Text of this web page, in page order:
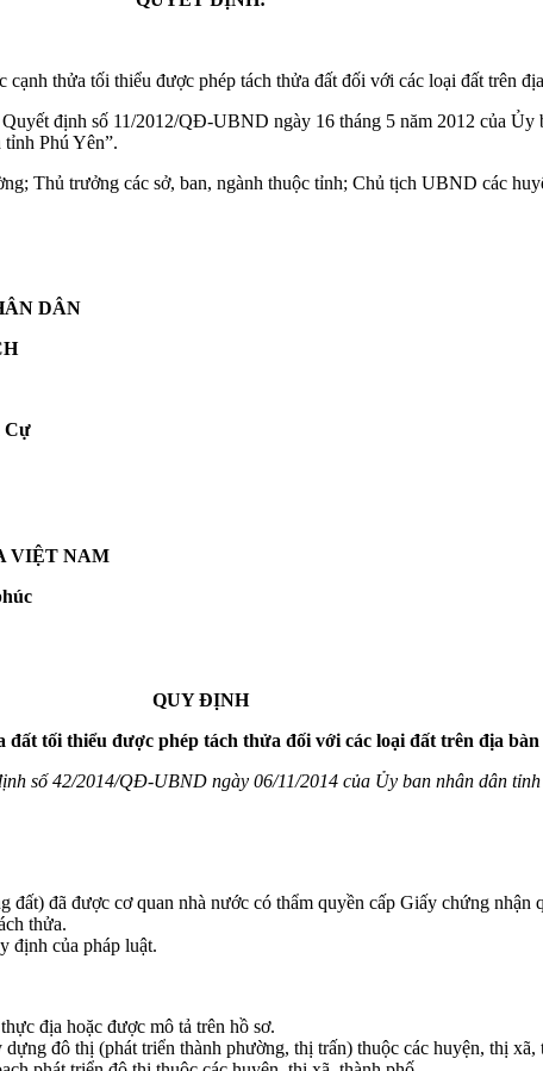
thửa tối thiểu được phép tách thửa đất đối với các loại đất trên
định số 11/2012/QĐ-UBND ngày 16 tháng 5 năm 2012 của
Phú Yên”.
Thủ trưởng các sở, ban, ngành thuộc tỉnh; Chủ tịch UBND các
DÂN
Cự
VIỆT NAM
QUY ĐỊNH
tối thiểu được phép tách thửa đối với các loại đất trên địa
số 42/2014/QĐ-UBND ngày 06/11/2014 của Ủy ban nhân dân
đã được cơ quan nhà nước có thẩm quyền cấp Giấy chứng
thửa.
định của pháp luật.
địa hoặc được mô tả trên hồ sơ.
đô thị (phát triển thành phường, thị trấn) thuộc các huyện, thị xã,